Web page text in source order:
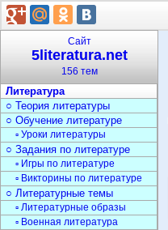
Сайт
5literatura.net
156 тем
Литература
○ Теория литературы
○ Обучение литературе
▫ Уроки литературы
○ Задания по литературе
▫ Игры по литературе
▫ Викторины по литературе
○ Литературные темы
▫ Литературные образы
▫ Военная литература